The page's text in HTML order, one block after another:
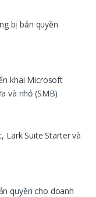
bị bản quyền
khai Microsoft
và nhỏ (SMB)
Lark Suite Starter và
quyền cho doanh